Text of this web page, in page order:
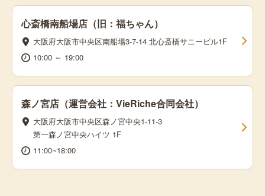
心斎橋南船場店（旧：福ちゃん）
大阪府大阪市中央区南船場3-7-14 北心斎橋サニービル1F
10:00 ～ 19:00
森ノ宮店（運営会社：VieRiche合同会社）
大阪府大阪市中央区森ノ宮中央1-11-3
第一森ノ宮中央ハイツ 1F
11:00~18:00